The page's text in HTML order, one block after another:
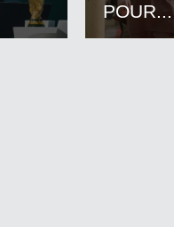
POUR...